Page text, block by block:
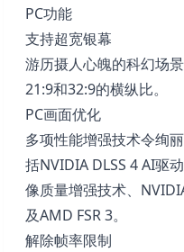
PC功能
支持超宽银幕
游历摄人心魄的科幻场
21:9和32:9的横纵比。
PC画面优化
多项性能增强技术令绚
括NVIDIA DLSS 4 AI驱
像质量增强技术、
及AMD FSR 3。
解除帧率限制